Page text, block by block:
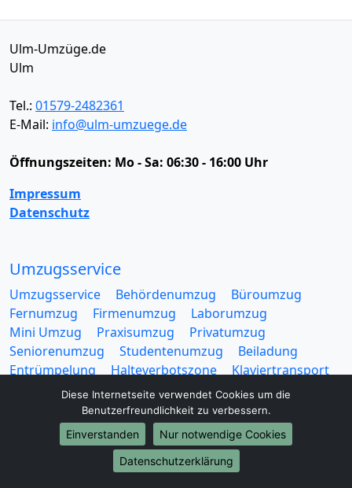
Ulm-Umzüge.de
Ulm
Tel.: 01579-2482361
E-Mail: info@ulm-umzuege.de
Öffnungszeiten: Mo - Sa: 06:30 - 16:00 Uhr
Impressum
Datenschutz
Umzugsservice
Umzugsservice Behördenumzug
Büroumzug
Fernumzug
Firmenumzug
Laborumzug
Mini Umzug
Praxisumzug
Privatumzug
Seniorenumzug
Studentenumzug
Beiladung
Entrümpelung
Halteverbotszone
Klaviertransport
Möbellift
Haushaltsauflösung
Möbeltaxi
Möbelmitfahrzentrale
Umzugskartons
Diese Internetseite verwendet Cookies um die
Benutzerfreundlichkeit zu verbessern.
Einverstanden
Nur notwendige Cookies
Datenschutzerklärung